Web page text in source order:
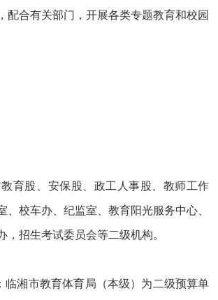
合有关部门，开展各类专题教育和校园
股、安保股、政工人事股、教师工作
校车办、纪监室、教育阳光服务中心、
招生考试委员会等二级机构。
湘市教育体育局（本级）为二级预算单